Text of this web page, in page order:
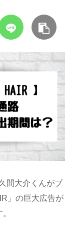
間大介くんがブ
」の巨大広告が